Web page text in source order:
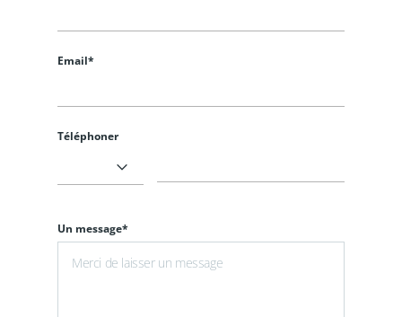
Email*
Téléphoner
Un message*